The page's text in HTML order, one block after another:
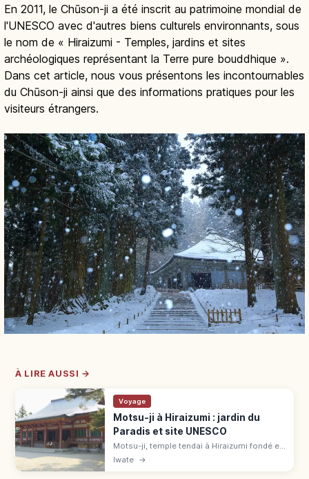
En 2011, le Chūson-ji a été inscrit au patrimoine mondial de
l'UNESCO avec d'autres biens culturels environnants, sous
le nom de « Hiraizumi - Temples, jardins et sites
archéologiques représentant la Terre pure bouddhique ».
Dans cet article, nous vous présentons les incontournables
du Chūson-ji ainsi que des informations pratiques pour les
visiteurs étrangers.
À LIRE AUSSI →
Voyage
Motsu-ji à Hiraizumi : jardin du
Paradis et site UNESCO
Motsu-ji, temple tendai à Hiraizumi fondé en
850, est un site UNESCO. Jardin Jodo Teien
Iwate →